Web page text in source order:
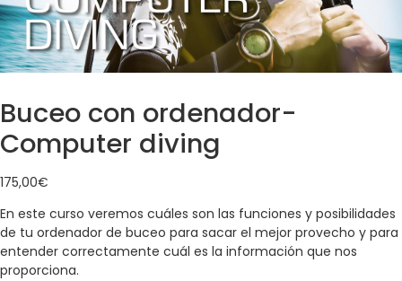
Buceo con ordenador-
Computer diving
175,00€
En este curso veremos cuáles son las funciones y posibilidades
de tu ordenador de buceo para sacar el mejor provecho y para
entender correctamente cuál es la información que nos
proporciona.